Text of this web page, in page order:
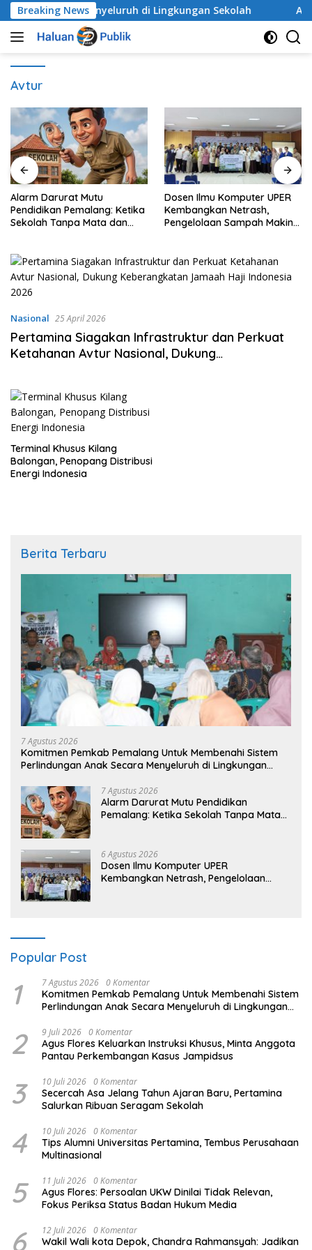
Langsung
ke
konten
Breaking News
Secara Menyeluruh di Lingkungan Sekolah
Avtur
Alarm Darurat Mutu
Pendidikan Pemalang: Ketika
Sekolah Tanpa Mata dan
Dosen Ilmu Komputer UPER
Kembangkan Netrash,
Pengelolaan Sampah Makin
Nasional 25 April 2026
Pertamina Siagakan Infrastruktur dan Perkuat
Ketahanan Avtur Nasional, Dukung
Terminal Khusus Kilang
Balongan, Penopang Distribusi
Energi Indonesia
Berita Terbaru
7 Agustus 2026
Komitmen Pemkab Pemalang Untuk Membenahi Sistem
Perlindungan Anak Secara Menyeluruh di Lingkungan
7 Agustus 2026
Alarm Darurat Mutu Pendidikan
Pemalang: Ketika Sekolah Tanpa Mata
6 Agustus 2026
Dosen Ilmu Komputer UPER
Kembangkan Netrash, Pengelolaan
Popular Post
1 7 Agustus 2026 0 Komentar
Komitmen Pemkab Pemalang Untuk Membenahi Sistem
Perlindungan Anak Secara Menyeluruh di Lingkungan
2 9 Juli 2026 0 Komentar
Agus Flores Keluarkan Instruksi Khusus, Minta Anggota
Pantau Perkembangan Kasus Jampidsus
3 10 Juli 2026 0 Komentar
Secercah Asa Jelang Tahun Ajaran Baru, Pertamina
Salurkan Ribuan Seragam Sekolah
4 10 Juli 2026 0 Komentar
Tips Alumni Universitas Pertamina, Tembus Perusahaan
Multinasional
5 11 Juli 2026 0 Komentar
Agus Flores: Persoalan UKW Dinilai Tidak Relevan,
Fokus Periksa Status Badan Hukum Media
6 12 Juli 2026 0 Komentar
Wakil Wali kota Depok, Chandra Rahmansyah: Jadikan